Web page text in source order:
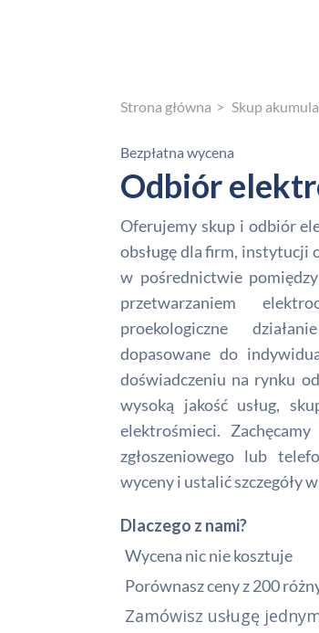
Strona główna Skup
Bezpłatna wycena
Odbiór
Oferujemy skup i odbiór
obsługę dla firm, instytucji
w pośrednictwie
przetwarzaniem
proekologiczne
dopasowane do
doświadczeniu na rynku
wysoką jakość usług,
elektrośmieci.
zgłoszeniowego lub
wyceny i ustalić szczegóły
Dlaczego z nami?
Wycena nic nie kosztuje
Porównasz ceny z 200
Zamówisz usługę